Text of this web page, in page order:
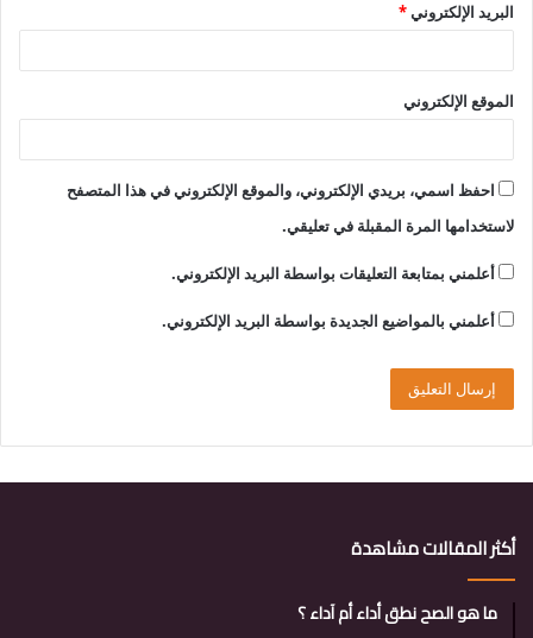
البريد الإلكتروني*
الموقع الإلكتروني
احفظ اسمي، بريدي الإلكتروني، والموقع الإلكتروني في هذا المتصفح
لاستخدامها المرة المقبلة في تعليقي.
أعلمني بمتابعة التعليقات بواسطة البريد الإلكتروني.
أعلمني بالمواضيع الجديدة بواسطة البريد الإلكتروني.
أكثر المقالات مشاهدة
ما هو الصح نطق أداء أم آداء ؟